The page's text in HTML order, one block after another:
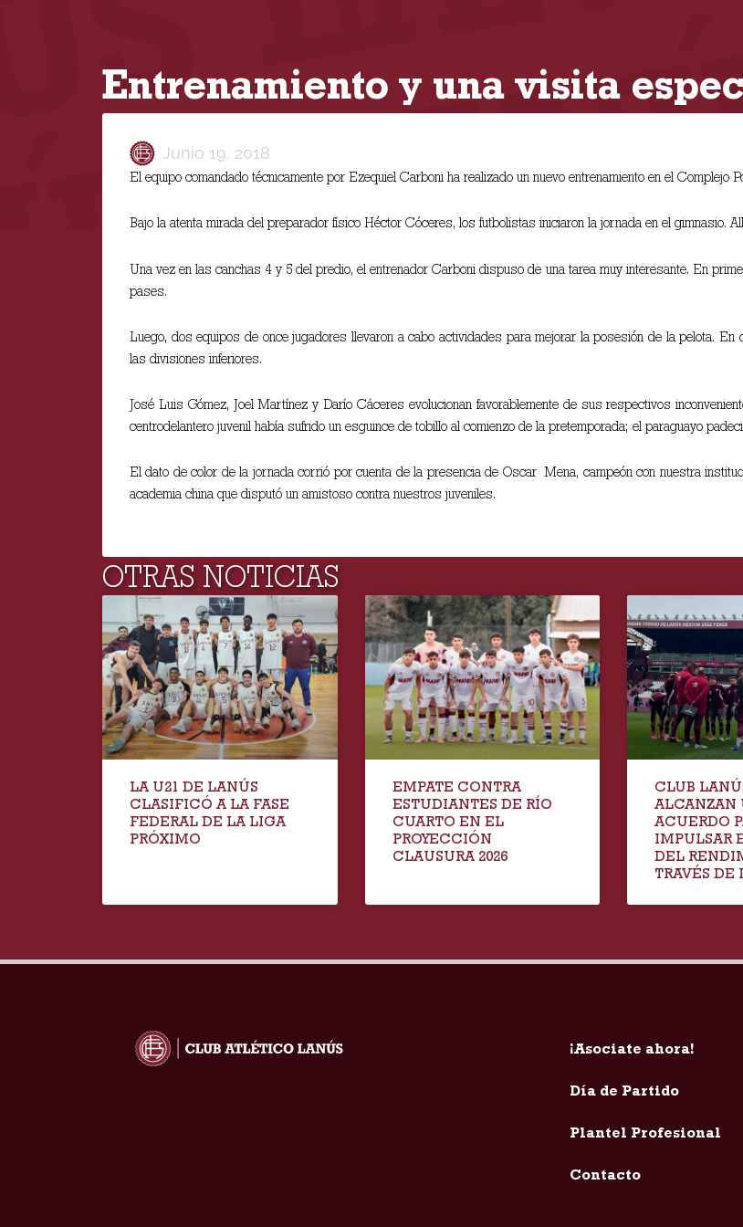
Entrenamiento y una visita
Junio 19, 2018
El equipo comandado técnicamente por Ezequiel Carboni ha realizado un nuevo entrenamiento en el Complejo
Bajo la atenta mirada del preparador físico Héctor Cóceres, los futbolistas iniciaron la jornada en el gimnasio.
Una vez en las canchas 4 y 5 del predio, el entrenador Carboni dispuso de una tarea muy interesante. En
pases.
Luego, dos equipos de once jugadores llevaron a cabo actividades para mejorar la posesión de la pelota.
las divisiones inferiores.
José Luis Gómez, Joel Martínez y Darío Cáceres evolucionan favorablemente de sus respectivos
centrodelantero juvenil había sufrido un esguince de tobillo al comienzo de la pretemporada; el paraguayo
El dato de color de la jornada corrió por cuenta de la presencia de Oscar Mena, campeón con nuestra
academia china que disputó un amistoso contra nuestros juveniles.
OTRAS NOTICIAS
LA U21 DE LANÚS
CLASIFICÓ A LA FASE
FEDERAL DE LA LIGA
PRÓXIMO
EMPATE CONTRA
ESTUDIANTES DE RÍO
CUARTO EN EL
PROYECCIÓN
CLAUSURA 2026
CLUB
ALCANZAN
ACUERDO
IMPULSAR
DEL
TRAVÉS DE
¡Asociate ahora!
Día de Partido
Plantel Profesional
Contacto